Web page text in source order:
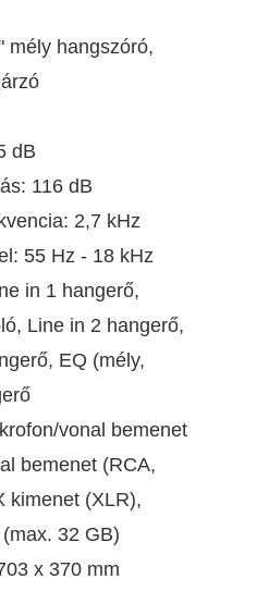
mély hangszóró,
dB
116 dB
2,7 kHz
55 Hz - 18 kHz
in 1 hangerő,
Line in 2 hangerő,
EQ (mély,
vonal bemenet
bemenet (RCA,
kimenet (XLR),
32 GB)
x 370 mm